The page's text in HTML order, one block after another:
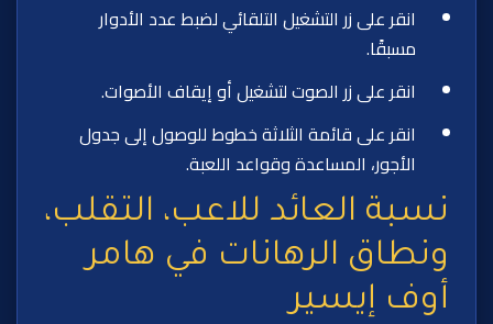
انقر على زر التشغيل التلقائي لضبط عدد الأدوار
مسبقًا.
انقر على زر الصوت لتشغيل أو إيقاف الأصوات.
انقر على قائمة الثلاثة خطوط للوصول إلى جدول
الأجور، المساعدة وقواعد اللعبة.
نسبة العائد للاعب، التقلب،
ونطاق الرهانات في هامر
أوف إيسير